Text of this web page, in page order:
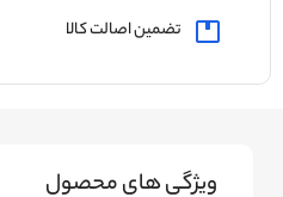
تضمین اصالت کالا
ویژگی های محصول